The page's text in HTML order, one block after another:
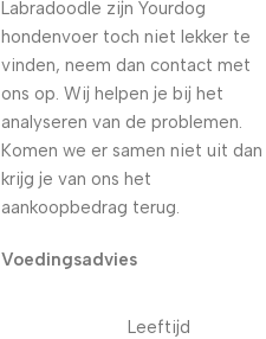
Labradoodle zijn Yourdog
hondenvoer toch niet lekker te
vinden, neem dan contact met
ons op. Wij helpen je bij het
analyseren van de problemen.
Komen we er samen niet uit dan
krijg je van ons het
aankoopbedrag terug.
Voedingsadvies
Leeftijd